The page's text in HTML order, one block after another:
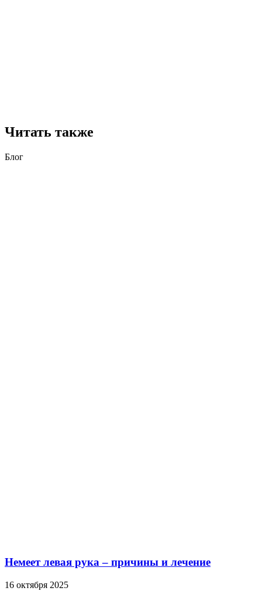
Читать также
Блог
Немеет левая рука – причины и лечение
16 октября 2025